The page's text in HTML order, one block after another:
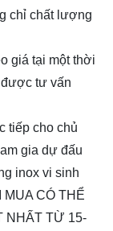
chỉ chất lượng
giá tại một thời
tư vấn
tiếp cho chủ
gia dự đấu
inox vi sinh
CÓ THỂ
NHẤT TỪ 15-